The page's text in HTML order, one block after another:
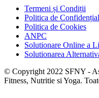
Termeni și Condiții
Politica de
Politica de Cookies
ANPC
Solutionare Online a
Solutionarea
© Copyright 2022 SFNY -
Fitness, Nutritie si Yoga.